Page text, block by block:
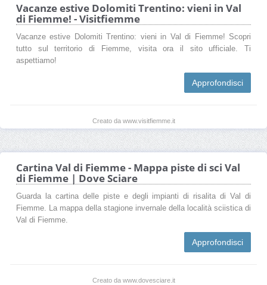
Vacanze estive Dolomiti Trentino: vieni in Val
di Fiemme! - Visitfiemme
Vacanze estive Dolomiti Trentino: vieni in Val di Fiemme! Scopri
tutto sul territorio di Fiemme, visita ora il sito ufficiale. Ti
aspettiamo!
Approfondisci
Creato da www.visitfiemme.it
Cartina Val di Fiemme - Mappa piste di sci Val
di Fiemme | Dove Sciare
Guarda la cartina delle piste e degli impianti di risalita di Val di
Fiemme. La mappa della stagione invernale della località sciistica di
Val di Fiemme.
Approfondisci
Creato da www.dovesciare.it